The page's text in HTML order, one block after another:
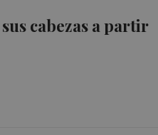
cabezas a partir